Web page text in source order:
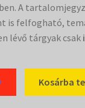
A
is felfogható,
lévő tárgyak csak
Kosárba